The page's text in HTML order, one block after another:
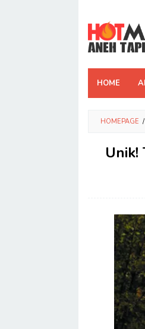
content
HOME
HOMEPAGE /
Unik!